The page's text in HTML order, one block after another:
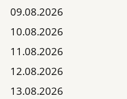
09.08.2026
10.08.2026
11.08.2026
12.08.2026
13.08.2026